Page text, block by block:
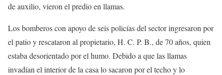
de auxilio, vieron el predio en llamas.
Los bomberos con apoyo de seis policías del sector ingresaron por
el patio y rescataron al propietario, H. C. P. B., de 70 años, quien
estaba desorientado por el humo. Debido a que las llamas
invadían el interior de la casa lo sacaron por el techo y lo